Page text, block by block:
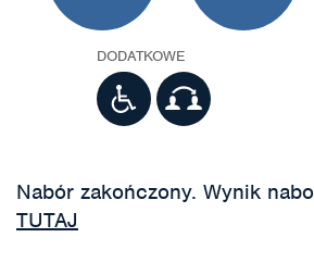
DODATKOWE
Nabór zakończony. Wynik
TUTAJ